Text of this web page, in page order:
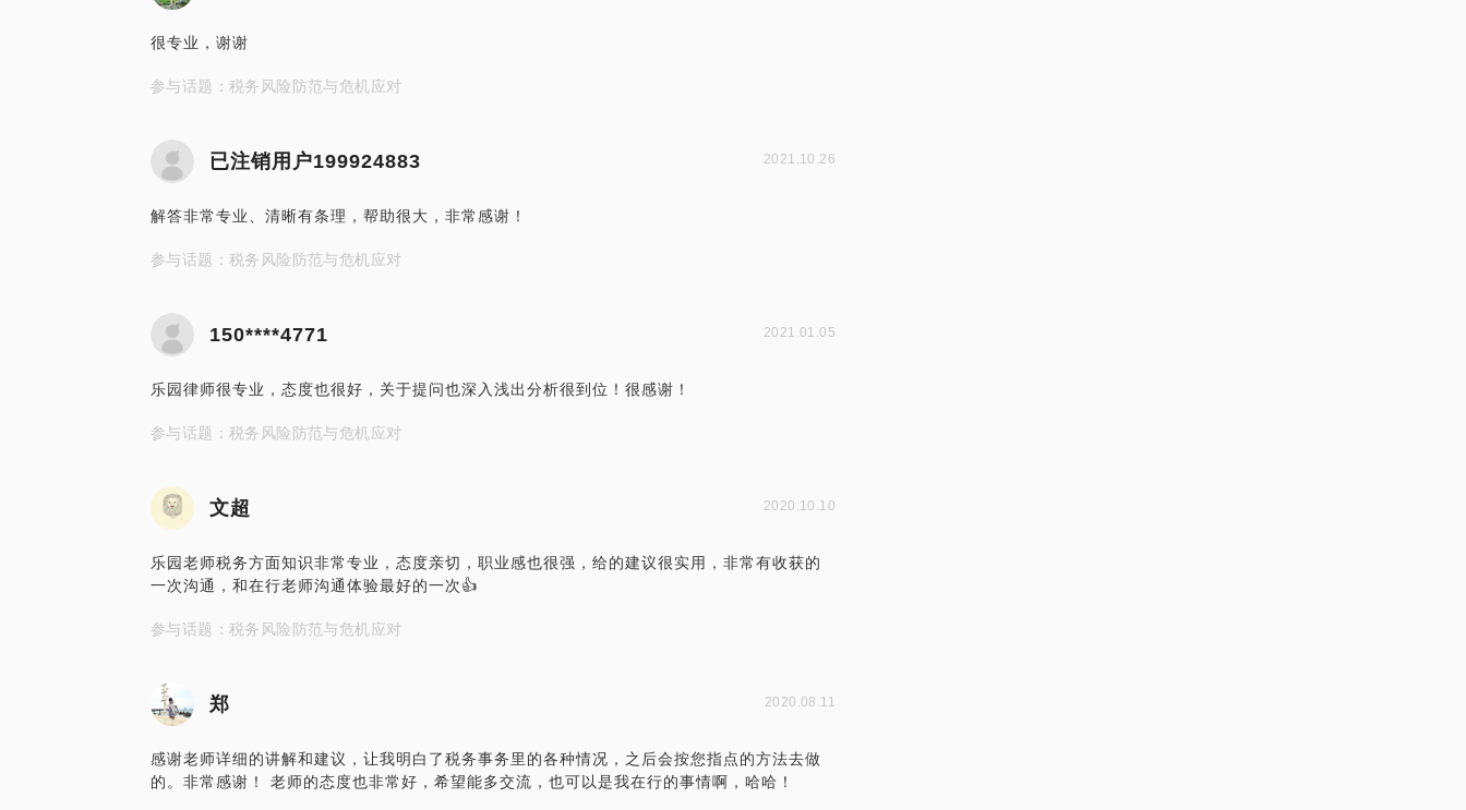
很专业，谢谢
参与话题：税务风险防范与危机应对
已注销用户199924883 2021.10.26
解答非常专业、清晰有条理，帮助很大，非常感谢！
参与话题：税务风险防范与危机应对
150****4771 2021.01.05
乐园律师很专业，态度也很好，关于提问也深入浅出分析很到位！很感谢！
参与话题：税务风险防范与危机应对
文超 2020.10.10
乐园老师税务方面知识非常专业，态度亲切，职业感也很强，给的建议很实用，非常有收获的
一次沟通，和在行老师沟通体验最好的一次👍
参与话题：税务风险防范与危机应对
郑 2020.08.11
感谢老师详细的讲解和建议，让我明白了税务事务里的各种情况，之后会按您指点的方法去做
的。非常感谢！ 老师的态度也非常好，希望能多交流，也可以是我在行的事情啊，哈哈！